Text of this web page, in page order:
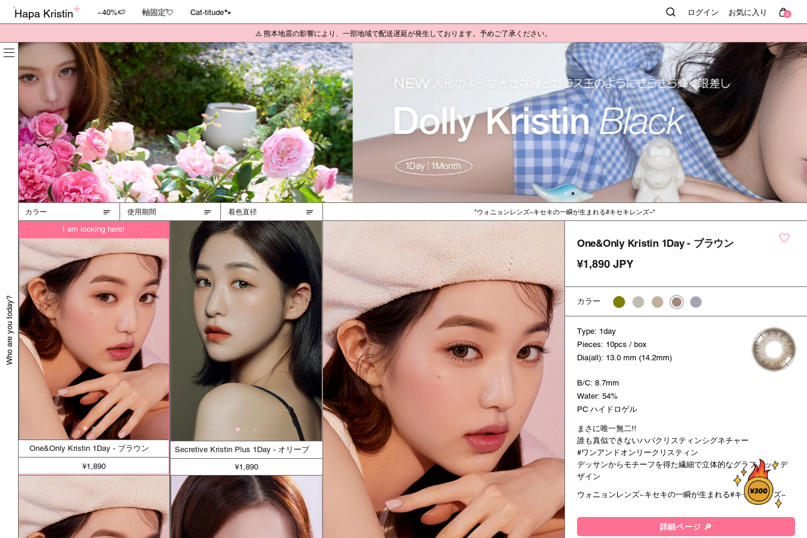
Hapa Kristin ログイン お気に入り 0
~40%🍉 軸固定💘 Cat-titude🐾
⚠️ 熊本地震の影響により、一部地域で配送遅延が発生しております。予めご了承ください。
Who are you today?
ウォニョンレンズ~キセキの一瞬が生まれる#キセキレンズ~
One&Only Kristin 1Day - ブラウン
¥1,890 JPY
カラー
Type: 1day
Pieces: 10pcs / box
Dia(all): 13.0 mm (14.2mm)
B/C: 8.7mm
Water: 54%
PC ハイドロゲル
まさに唯一無二!!
誰も真似できないハパクリスティンシグネチャー
#ワンアンドオンリークリスティン
デッサンからモチーフを得た繊細で立体的なグラフィックデ
ザイン
ウォニョンレンズ~キセキの一瞬が生まれる#キセキレンズ~
詳細ページ 🔎
カラー 使用期間 着色直径
One&Only Kristin 1Day - ブラウン
¥1,890
Secretive Kristin Plus 1Day - オリーブ
¥1,890